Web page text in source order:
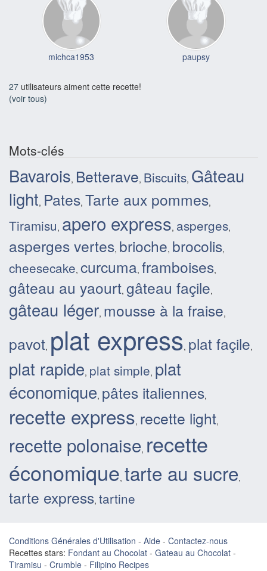
michca1953 paupsy
27 utilisateurs aiment cette recette!
(voir tous)
Mots-clés
Bavarois, Betterave, Biscuits, Gâteau
light, Pates, Tarte aux pommes,
Tiramisu, apero express, asperges,
asperges vertes, brioche, brocolis,
cheesecake, curcuma, framboises,
gâteau au yaourt, gâteau façile,
gâteau léger, mousse à la fraise,
pavot, plat express, plat façile,
plat rapide, plat simple, plat
économique, pâtes italiennes,
recette express, recette light,
recette polonaise, recette
économique, tarte au sucre,
tarte express, tartine
Conditions Générales d'Utilisation - Aide - Contactez-nous
Recettes stars: Fondant au Chocolat - Gateau au Chocolat -
Tiramisu - Crumble - Filipino Recipes